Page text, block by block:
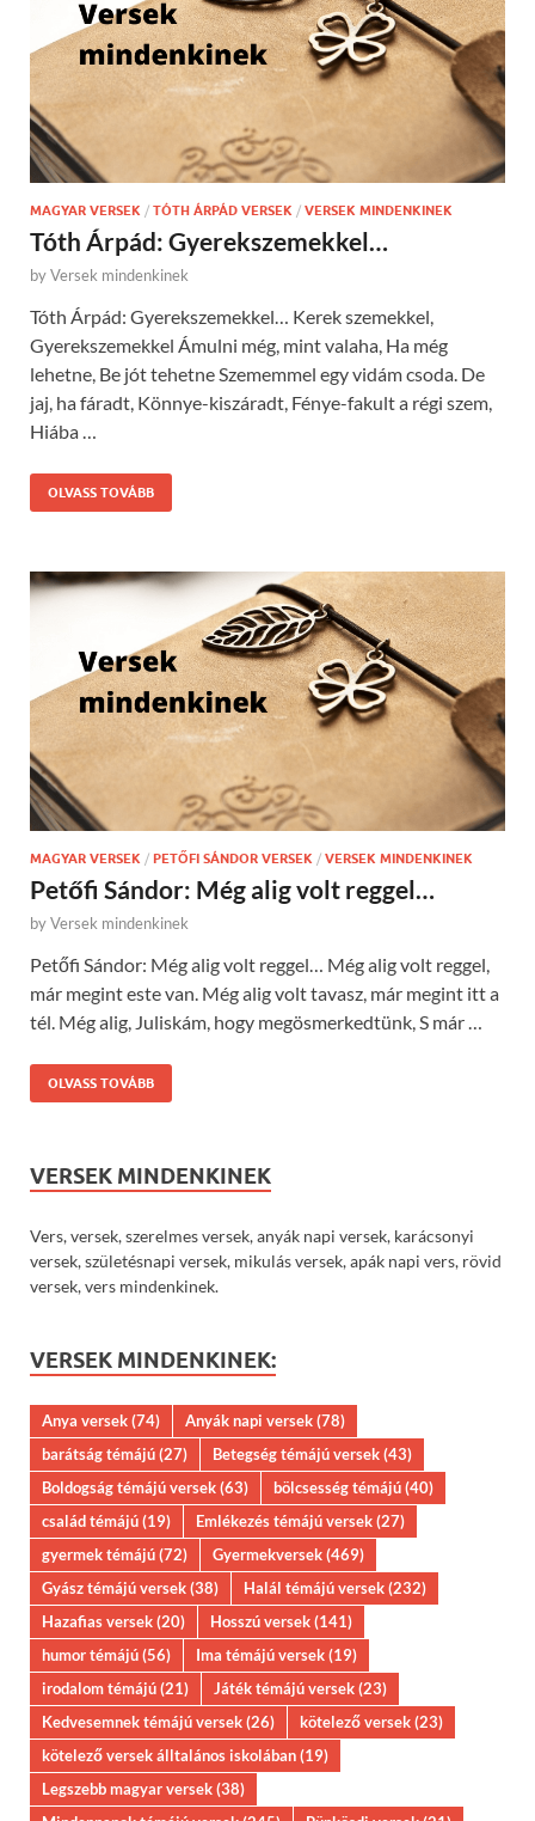
MAGYAR VERSEK / TÓTH ÁRPÁD VERSEK / VERSEK MINDENKINEK
Tóth Árpád: Gyerekszemekkel…
byVersek mindenkinek
Tóth Árpád: Gyerekszemekkel… Kerek szemekkel,
Gyerekszemekkel Ámulni még, mint valaha, Ha még
lehetne, Be jót tehetne Szememmel egy vidám csoda. De
jaj, ha fáradt, Könnye-kiszáradt, Fénye-fakult a régi szem,
Hiába …
OLVASS TOVÁBB
MAGYAR VERSEK / PETŐFI SÁNDOR VERSEK / VERSEK MINDENKINEK
Petőfi Sándor: Még alig volt reggel…
byVersek mindenkinek
Petőfi Sándor: Még alig volt reggel… Még alig volt reggel,
már megint este van. Még alig volt tavasz, már megint itt a
tél. Még alig, Juliskám, hogy megösmerkedtünk, S már …
OLVASS TOVÁBB
VERSEK MINDENKINEK
Vers, versek, szerelmes versek, anyák napi versek, karácsonyi
versek, születésnapi versek, mikulás versek, apák napi vers, rövid
versek, vers mindenkinek.
VERSEK MINDENKINEK:
Anya versek(74) Anyák napi versek(78)
barátság témájú(27) Betegség témájú versek(43)
Boldogság témájú versek(63) bölcsesség témájú(40)
család témájú(19) Emlékezés témájú versek(27)
gyermek témájú(72) Gyermekversek(469)
Gyász témájú versek(38) Halál témájú versek(232)
Hazafias versek(20) Hosszú versek(141)
humor témájú(56) Ima témájú versek(19)
irodalom témájú(21) Játék témájú versek(23)
Kedvesemnek témájú versek(26) kötelező versek(23)
kötelező versek álltalános iskolában(19)
Legszebb magyar versek(38)